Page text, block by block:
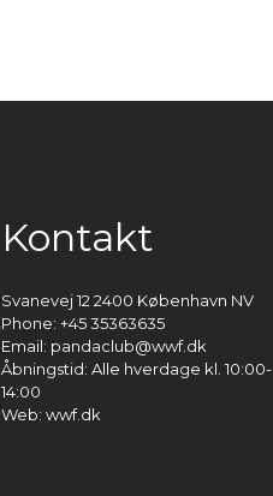
Kontakt
Svanevej 12 2400 København NV
Phone: +45 35363635
Email: pandaclub@wwf.dk
Åbningstid: Alle hverdage kl. 10:00-
14:00
Web: wwf.dk